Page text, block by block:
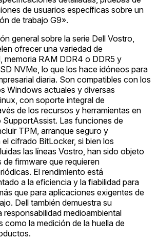
de usuarios específicas sobre un
de trabajo G9».
general sobre la serie Dell Vostro,
ofrecer una variedad de
memoria RAM DDR4 o DDR5 y
NVMe, lo que los hace idóneos para
diaria. Son compatibles con los
Windows actuales y diversas
con soporte integral de
de los recursos y herramientas en
SupportAssist. Las funciones de
TPM, arranque seguro y
cifrado BitLocker, si bien los
las líneas Vostro, han sido objeto
de firmware que requieren
El rendimiento está
a la eficiencia y la fiabilidad para
que para aplicaciones exigentes de
Dell también demuestra su
medioambiental
como la medición de la huella de